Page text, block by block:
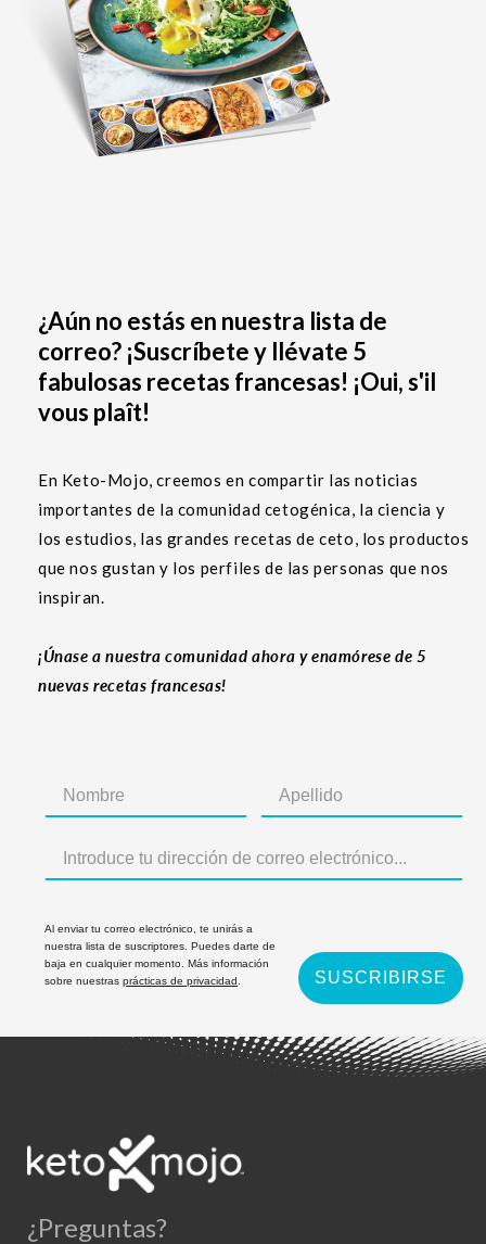
¿Aún no estás en nuestra lista de
correo? ¡Suscríbete y llévate 5
fabulosas recetas francesas! ¡Oui, s'il
vous plaît!
En Keto-Mojo, creemos en compartir las noticias
importantes de la comunidad cetogénica, la ciencia y
los estudios, las grandes recetas de ceto, los productos
que nos gustan y los perfiles de las personas que nos
inspiran.
¡Únase a nuestra comunidad ahora y enamórese de 5
nuevas recetas francesas!
Al enviar tu correo electrónico, te unirás a
nuestra lista de suscriptores. Puedes darte de
baja en cualquier momento. Más información
sobre nuestras prácticas de privacidad SUSCRIBIRSE
¿Preguntas?